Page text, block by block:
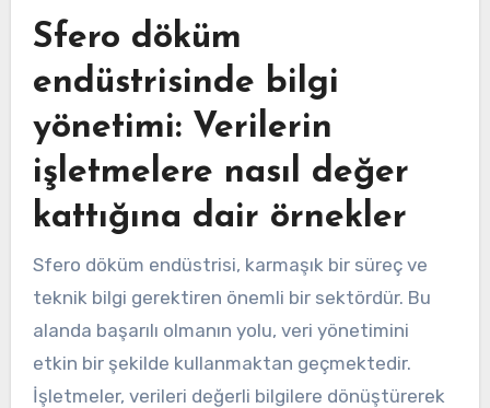
Sfero döküm
endüstrisinde bilgi
yönetimi: Verilerin
işletmelere nasıl değer
kattığına dair örnekler
Sfero döküm endüstrisi, karmaşık bir süreç ve
teknik bilgi gerektiren önemli bir sektördür. Bu
alanda başarılı olmanın yolu, veri yönetimini
etkin bir şekilde kullanmaktan geçmektedir.
İşletmeler, verileri değerli bilgilere dönüştürerek